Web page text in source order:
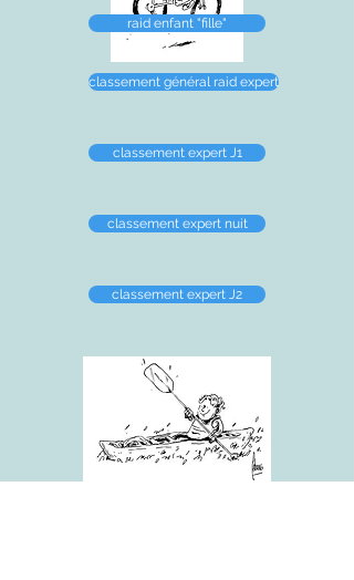
classement général raid expert
classement expert J1
classement expert nuit
classement expert J2
raid enfant "fille"